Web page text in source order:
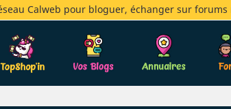
Calweb pour bloguer, échanger sur